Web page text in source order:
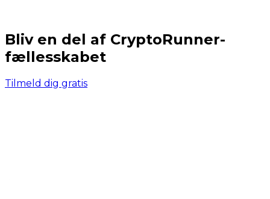
Bliv en del af CryptoRunner-
fællesskabet
Tilmeld dig gratis